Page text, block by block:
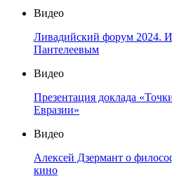
Видео
Ливадийский форум 2024.
Пантелеевым
Видео
Презентация доклада
Евразии»
Видео
Алексей Дзермант о
кино